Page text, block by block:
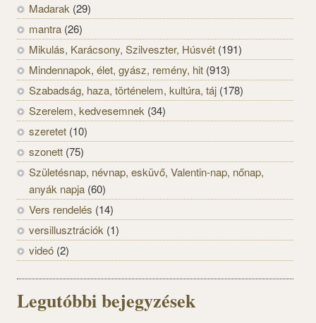
Madarak (29)
mantra (26)
Mikulás, Karácsony, Szilveszter, Húsvét (191)
Mindennapok, élet, gyász, remény, hit (913)
Szabadság, haza, történelem, kultúra, táj (178)
Szerelem, kedvesemnek (34)
szeretet (10)
szonett (75)
Születésnap, névnap, esküvő, Valentin-nap, nőnap,
anyák napja (60)
Vers rendelés (14)
versillusztrációk (1)
videó (2)
Legutóbbi bejegyzések